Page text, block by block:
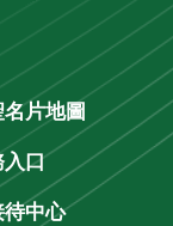
片地圖
口
中心